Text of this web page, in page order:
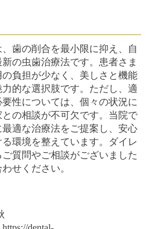
歯の削合を最小限に抑え、自
の虫歯治療法です。患者さま
負担が少なく、美しさと機能
的な選択肢です。ただし、適
性については、個々の状況に
の相談が不可欠です。当院で
適な治療法をご提案し、安心
環境を整えています。ダイレ
質問やご相談がございました
せください。